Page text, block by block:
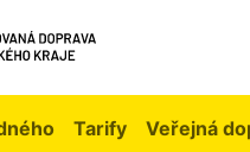
Tarify Veřejná